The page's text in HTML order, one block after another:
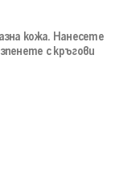
кожа. Нанесете
с кръгови